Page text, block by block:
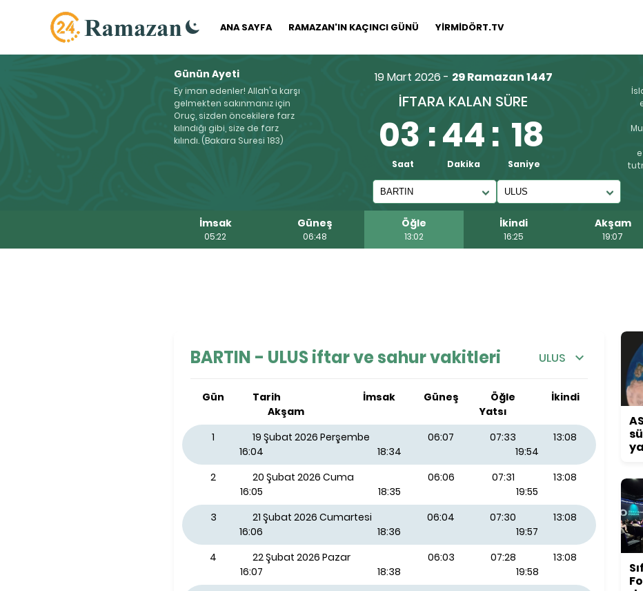
ANA SAYFA RAMAZAN'IN KAÇINCI GÜNÜ YİRMİDÖRT.TV
Günün Ayeti
Ey iman edenler! Allah'a karşı
gelmekten sakınmanız için
Oruç, sizden öncekilere farz
kılındığı gibi, size de farz
kılındı. (Bakara Suresi 183)
19 Mart 2026 - 29 Ramazan 1447
İFTARA KALAN SÜRE
03 :44: 17
Saat Dakika Saniye
İmsak
05:22
Güneş
06:48
Öğle
13:02
İkindi
16:25
Akşam
19:07
BARTIN - ULUS iftar ve sahur vakitleri ULUS
Gün Tarih İmsak Güneş Öğle
İkindi
Akşam
Yatsı
1
19 Şubat 2026 Perşembe 06:07 07:33
13:08
16:04
18:34
19:54
2
20 Şubat 2026 Cuma 06:06 07:31
13:08
16:05
18:35
19:55
3
21 Şubat 2026 Cumartesi 06:04 07:30
13:08
16:06
18:36
19:57
4
22 Şubat 2026 Pazar 06:03 07:28
13:08
16:07
18:38
19:58